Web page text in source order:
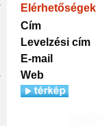
Elérhetőségek
Cím
Levelzési cím
E-mail
Web